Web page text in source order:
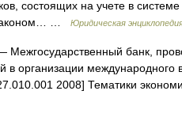
состоящих на учете в
…
Юридическая
Межгосударственный банк,
в организации международного
2008] Тематики